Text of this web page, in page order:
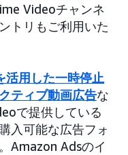
Videoチャンネ
トリもご利用いた
活用した一時停止
ティブ動画広告な
で提供している
入可能な広告フォ
Amazon Adsのイ